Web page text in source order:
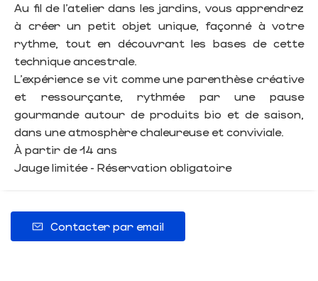
Au fil de l’atelier dans les jardins, vous apprendrez
à créer un petit objet unique, façonné à votre
rythme, tout en découvrant les bases de cette
technique ancestrale.
L’expérience se vit comme une parenthèse créative
et ressourçante, rythmée par une pause
gourmande autour de produits bio et de saison,
dans une atmosphère chaleureuse et conviviale.
À partir de 14 ans
Jauge limitée - Réservation obligatoire
Contacter par email